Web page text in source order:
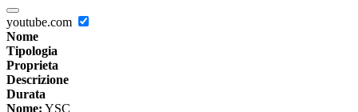
youtube.com
Nome
Tipologia
Proprieta
Descrizione
Durata
Nome: YSC